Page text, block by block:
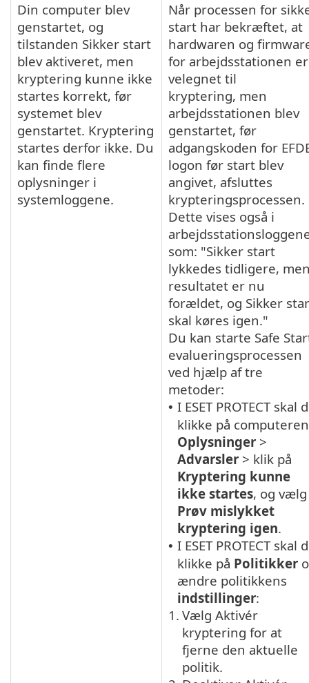
Din computer blev
genstartet, og
tilstanden Sikker start
blev aktiveret, men
kryptering kunne ikke
startes korrekt, før
systemet blev
genstartet. Kryptering
startes derfor ikke. Du
kan finde flere
oplysninger i
systemloggene.
Når processen for
start har bekræftet, at
hardwaren og
for arbejdsstationen er
velegnet til
kryptering, men
arbejdsstationen blev
genstartet, før
adgangskoden for
logon før start blev
angivet, afsluttes
krypteringsprocessen.
Dette vises også i
som: "Sikker start
lykkedes tidligere,
resultatet er nu
forældet, og Sikker
skal køres igen."
Du kan starte Safe
evalueringsprocessen
ved hjælp af tre
metoder:
• I ESET PROTECT skal
klikke på
Oplysninger >
Advarsler > klik på
Kryptering kunne
ikke startes, og vælg
Prøv mislykket
kryptering igen.
• I ESET PROTECTskal
klikke på Politikker
ændre politikkens
indstillinger:
1. Vælg Aktivér
kryptering for at
fjerne den aktuelle
politik.